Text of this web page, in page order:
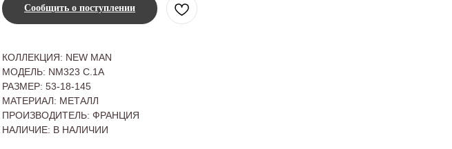
Сообщить о поступлении
КОЛЛЕКЦИЯ: NEW MAN
МОДЕЛЬ: NM323 C.1A
РАЗМЕР: 53-18-145
МАТЕРИАЛ: МЕТАЛЛ
ПРОИЗВОДИТЕЛЬ: ФРАНЦИЯ
НАЛИЧИЕ: В НАЛИЧИИ